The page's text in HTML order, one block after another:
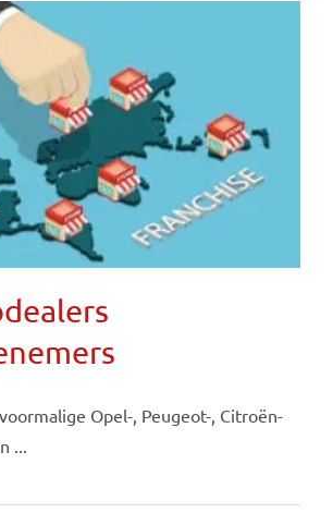
Opel-, Peugeot-, Citroën-